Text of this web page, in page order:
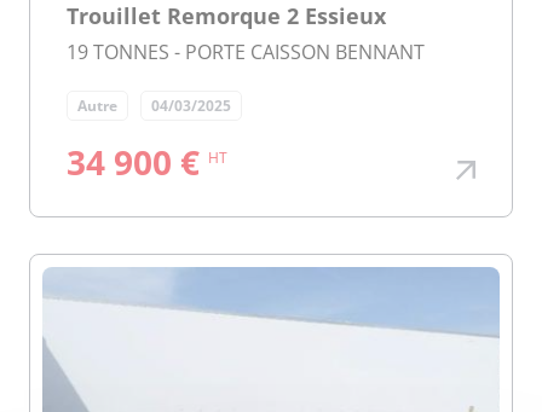
Trouillet Remorque 2 Essieux
19 TONNES - PORTE CAISSON BENNANT
Autre 04/03/2025
34 900 € HT